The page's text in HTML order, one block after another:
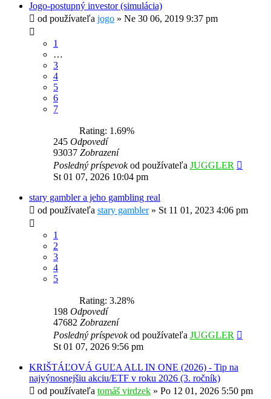
Jogo-postupný investor (simulácia)
od používateľa jogo » Ne 30 06, 2019 9:37 pm
1
…
3
4
5
6
7
Rating: 1.69%
245 Odpovedí
93037 Zobrazení
Posledný príspevokod používateľa JUGGLER
St 01 07, 2026 10:04 pm
stary gambler a jeho gambling real
od používateľa stary gambler» St 11 01, 2023 4:06 pm
1
2
3
4
5
Rating: 3.28%
198 Odpovedí
47682 Zobrazení
Posledný príspevokod používateľa JUGGLER
St 01 07, 2026 9:56 pm
KRIŠTÁĽOVÁ GUĽA ALL IN ONE (2026) - Tip na
najvýnosnejšiu akciu/ETF v roku 2026 (3. ročník)
od používateľa tomáš virdzek » Po 12 01, 2026 5:50 pm